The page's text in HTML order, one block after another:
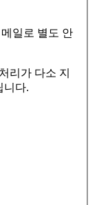
일로 별도 안
리가 다소 지
니다.